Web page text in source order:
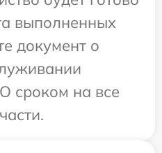
выполненных
документ о
сроком на все